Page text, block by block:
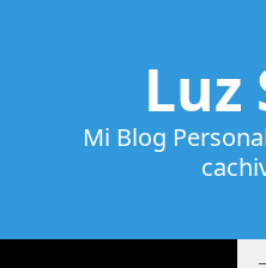
Luz
Mi Blog